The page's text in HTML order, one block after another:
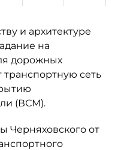
и архитектуре
на
дорожных
транспортную сеть
(ВСМ).
Черняховского от